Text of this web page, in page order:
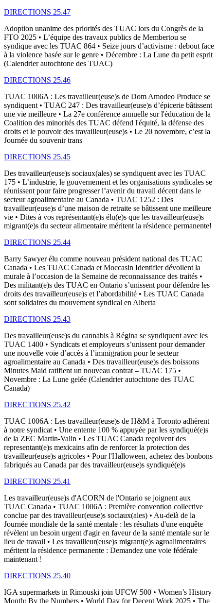
DIRECTIONS 25.47
Adoption unanime des priorités des TUAC lors du Congrès de la
FTO 2025 • L’équipe des travaux publics de Membertou se
syndique avec les TUAC 864 • Seize jours d’activisme : debout face
à la violence basée sur le genre • Décembre : La Lune du petit esprit
(Calendrier autochtone des TUAC)
DIRECTIONS 25.46
TUAC 1006A : Les travailleur(euse)s de Dom Amodeo Produce se
syndiquent • TUAC 247 : Des travailleur(euse)s d’épicerie bâtissent
une vie meilleure • La 27e conférence annuelle sur l'éducation de la
Coalition des minorités des TUAC défend l'équité, la défense des
droits et le pouvoir des travailleur(euse)s • Le 20 novembre, c’est la
Journée du souvenir trans
DIRECTIONS 25.45
Des travailleur(euse)s sociaux(ales) se syndiquent avec les TUAC
175 • L’industrie, le gouvernement et les organisations syndicales se
réunissent pour faire progresser l’avenir du travail décent dans le
secteur agroalimentaire au Canada • TUAC 1252 : Des
travailleur(euse)s d’une maison de retraite se bâtissent une meilleure
vie • Dites à vos représentant(e)s élu(e)s que les travailleur(euse)s
migrant(e)s du secteur alimentaire méritent la résidence permanente!
DIRECTIONS 25.44
Barry Sawyer élu comme nouveau président national des TUAC
Canada • Les TUAC Canada et Moccasin Identifier dévoilent la
murale à l’occasion de la Semaine de reconnaissance des traités •
Des militant(e)s des TUAC en Ontario s’unissent pour défendre les
droits des travailleur(euse)s et l’abordabilité • Les TUAC Canada
sont solidaires du mouvement syndical en Alberta
DIRECTIONS 25.43
Des travailleur(euse)s du cannabis à Régina se syndiquent avec les
TUAC 1400 • Syndicats et employeurs s’unissent pour demander
une nouvelle voie d’accès à l’immigration pour le secteur
agroalimentaire au Canada • Des travailleur(euse)s des boissons
Minutes Maid ratifient un nouveau contrat – TUAC 175 •
Novembre : La Lune gelée (Calendrier autochtone des TUAC
Canada)
DIRECTIONS 25.42
TUAC 1006A : Les travailleur(euse)s de H&M à Toronto adhèrent
à notre syndicat • Une entente 100 % appuyée par les syndiqué(e)s
de la ZEC Martin-Valin • Les TUAC Canada reçoivent des
representant(e)s mexicains afin de renforcer la protection des
travailleur(euse)s agricoles • Pour l'Halloween, achetez des bonbons
fabriqués au Canada par des travailleur(euse)s syndiqué(e)s
DIRECTIONS 25.41
Les travailleur(euse)s d'ACORN de l'Ontario se joignent aux
TUAC Canada • TUAC 1006A : Première convention collective
conclue par des travailleur(euse)s sociaux(ales) • Au-delà de la
Journée mondiale de la santé mentale : les résultats d'une enquête
révèlent un besoin urgent d'agir en faveur de la santé mentale sur le
lieu de travail • Les travailleur(euse)s migrant(e)s agroalimentaires
méritent la résidence permanente : Demandez une voie fédérale
maintenant !
DIRECTIONS 25.40
IGA supermarkets in Rimouski join UFCW 500 • Women’s History
Month: By the Numbers • World Day for Decent Work 2025 • The